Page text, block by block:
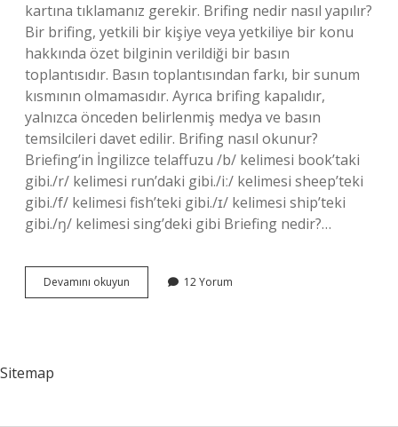
kartına tıklamanız gerekir. Brifing nedir nasıl yapılır?
Bir brifing, yetkili bir kişiye veya yetkiliye bir konu
hakkında özet bilginin verildiği bir basın
toplantısıdır. Basın toplantısından farkı, bir sunum
kısmının olmamasıdır. Ayrıca brifing kapalıdır,
yalnızca önceden belirlenmiş medya ve basın
temsilcileri davet edilir. Brifing nasıl okunur?
Briefing’in İngilizce telaffuzu /b/ kelimesi book’taki
gibi./r/ kelimesi run’daki gibi./iː/ kelimesi sheep’teki
gibi./f/ kelimesi fish’teki gibi./ɪ/ kelimesi ship’teki
gibi./ŋ/ kelimesi sing’deki gibi Briefing nedir?…
Devamını okuyun
Nasıl
12 Yorum
Sitemap